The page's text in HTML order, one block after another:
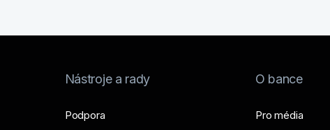
Nástroje a rady
Podpora
O bance
Pro média